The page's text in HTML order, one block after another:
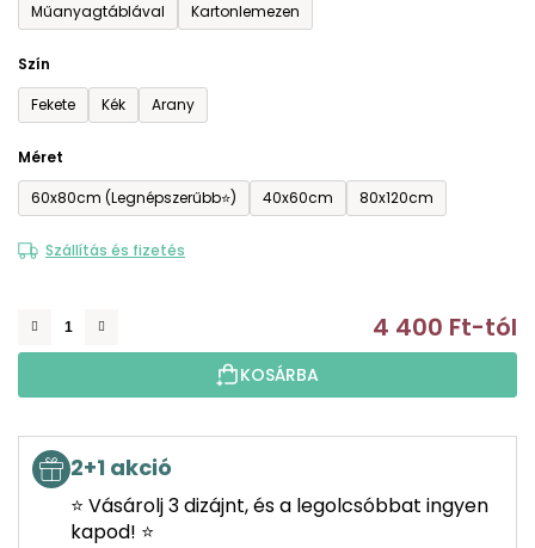
Műanyagtáblával
Kartonlemezen
Szín
Fekete
Kék Arany
Méret
60x80cm (Legnépszerűbb⭐)
40x60cm 80x120cm
Szállítás és fizetés
4 400 Ft-tól
KOSÁRBA
2+1 akció
⭐ Vásárolj 3 dizájnt, és a legolcsóbbat ingyen
kapod! ⭐